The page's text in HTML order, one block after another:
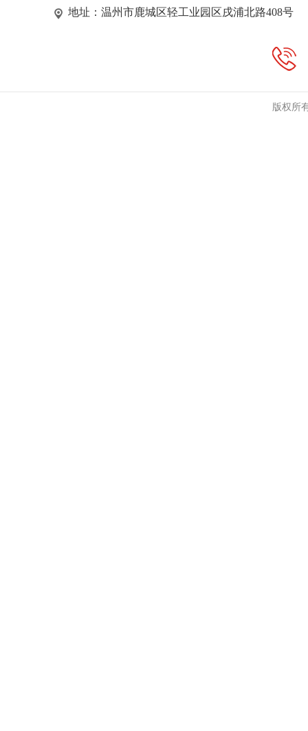
地址：温州市鹿城区轻工业园区戌浦北路408号
版权所